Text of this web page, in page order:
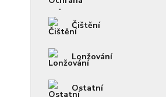
Čištění
Lonžování
Ostatní